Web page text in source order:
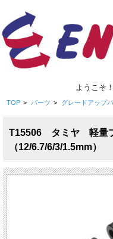
ようこそ
TOP > パーツ > グレードアップ
T15506 タミヤ 軽量
（12/6.7/6/3/1.5mm）